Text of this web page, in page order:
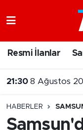
Resmi İlanlar
8 Ağustos
21:00 Samsunspor
HABERLER
Samsun